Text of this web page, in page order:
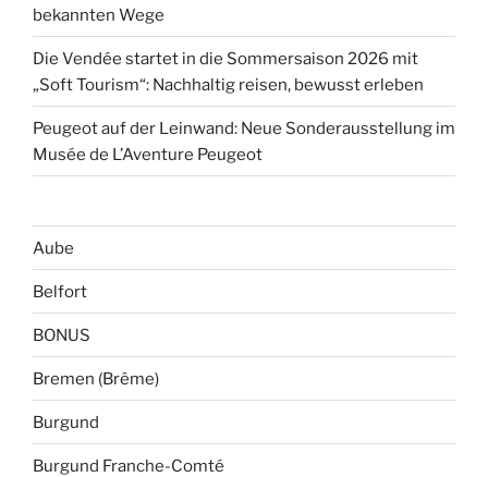
bekannten Wege
Die Vendée startet in die Sommersaison 2026 mit
„Soft Tourism“: Nachhaltig reisen, bewusst erleben
Peugeot auf der Leinwand: Neue Sonderausstellung im
Musée de L’Aventure Peugeot
Aube
Belfort
BONUS
Bremen (Brême)
Burgund
Burgund Franche-Comté